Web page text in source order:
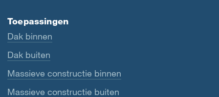
Toepassingen
Dak binnen
Dak buiten
Massieve constructie binnen
Massieve constructie buiten